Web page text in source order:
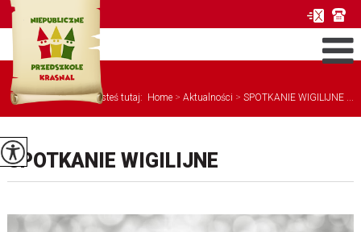
Jesteś tutaj: Home > Aktualności > SPOTKANIE WIGILIJNE ...
SPOTKANIE WIGILIJNE